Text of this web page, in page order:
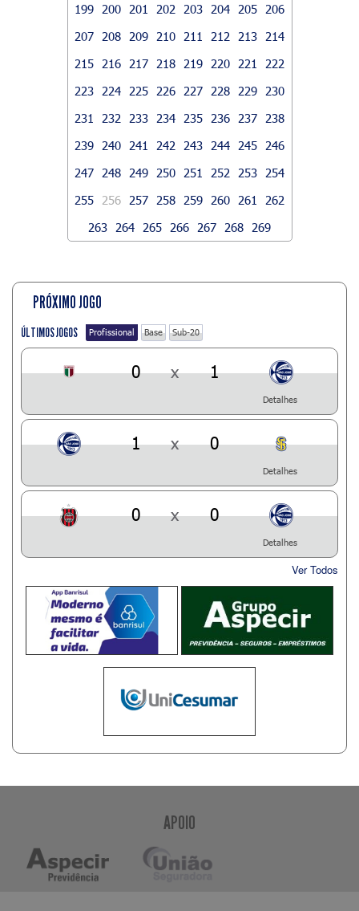
199
200 201 202 203 204 205
206
207
208 209 210 211 212 213
214
215
216 217 218 219 220 221
222
223
224 225 226 227 228 229
230
231
232 233 234 235 236 237
238
239
240 241 242 243 244 245
246
247
248 249 250 251 252 253
254
255
256 257 258 259 260 261
262
263
264 265 266 267 268 269
PRÓXIMO JOGO
ÚLTIMOS JOGOS Profissional Base Sub-20
0 x 1
Detalhes
1 x 0
Detalhes
0 x 0
Detalhes
Ver Todos
APOIO